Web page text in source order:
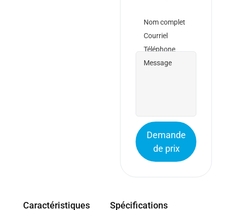
Nom complet
Courriel
Téléphone
Message
Caractéristiques Spécifications